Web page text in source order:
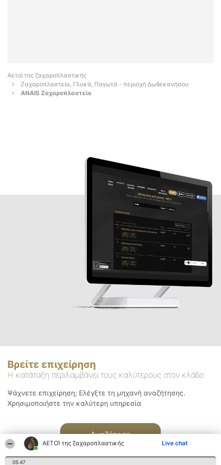
ΑΕΤΟΊ της ζαχαροπλαστικής Live chat
05:47
Αετοί της ζαχαροπλαστικής
Ζαχαροπλαστεία, Γλυκά, Παγωτά - περιοχή Δωδεκανήσου
ANAIS Ζαχαροπλαστείο
Βρείτε επιχείρηση
Η κατάταξη περιλαμβάνει τους καλύτερους στον κλάδο
Ψάχνετε επιχείρηση; Ελέγξτε τη μηχανή αναζήτησης.
Χρησιμοποιήστε την καλύτερη υπηρεσία
Αναζήτηση